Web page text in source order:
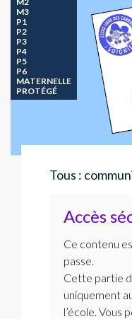
M3
P1
P2
P3
P4
P5
P6
MATERNELLE
PROTÉGÉ
Tous :
Accès
Ce contenu
passe.
Cette partie
uniquement
l’école. Vous